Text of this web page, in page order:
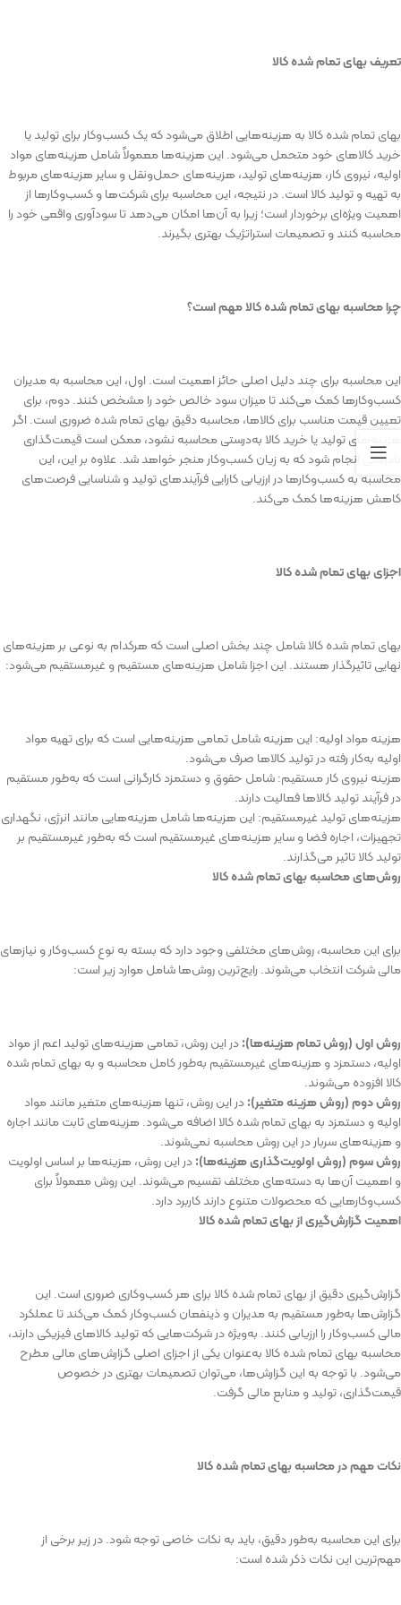
تعریفبهایتمامشدهکالا
بهایتمامشدهکالا به هزینه‌هایی اطلاقمی‌شودکهیککسب‌وکاربرایتولیدیا
خریدکالاهای خودمتحملمی‌شود. این هزینه‌هامعمولاًشامل هزینه‌هایمواد
اولیه، نیرویکار، هزینه‌هایتولید، هزینه‌های حمل‌ونقلوسایر هزینه‌هایمربوط
بهتهیهوتولیدکالا است.درنتیجه، اینمحاسبه برایشرکت‌هاوکسب‌وکارها از
اهمیتویژه‌ای برخورداراست؛ زیرا بهآن‌ها امکانمی‌دهدتاسودآوریواقعی خود را
محاسبهکنندوتصمیمات استراتژیک بهتری بگیرند.
چرامحاسبهبهایتمامشدهکالامهماست؟
اینمحاسبه برای چنددلیل اصلی حائز اهمیت است. اول، اینمحاسبه بهمدیران
کسب‌وکارهاکمکمی‌کندتامیزانسود خالص خود رامشخصکنند.دوم، برای
تعیینقیمتمناسب برایکالاها،محاسبهدقیق بهایتمامشده ضروری است. اگر
هزینه‌هایتولیدیا خریدکالا به‌درستیمحاسبه نشود،ممکن استقیمت‌گذاری
نادرستی
انجامشودکه به زیانکسب‌وکارمنجر خواهدشد. علاوه بر این، این
محاسبه بهکسب‌وکارهادرارزیابیکاراییفرآیندهایتولیدوشناساییفرصت‌های
کاهش هزینه‌هاکمکمی‌کند.
اجزایبهایتمامشدهکالا
بهایتمامشدهکالاشامل چند بخش اصلی استکه هرکدام به نوعی بر هزینه‌های
نهاییتاثیرگذارهستند. این اجزاشامل هزینه‌هایمستقیمو غیرمستقیممی‌شود:
هزینهمواد اولیه: این هزینهشاملتمامی هزینه‌هایی استکه برایتهیهمواد
اولیه به‌کاررفتهدرتولیدکالاها صرفمی‌شود.
هزینه نیرویکارمستقیم:شامل حقوقودستمزدکارگرانی استکه به‌طورمستقیم
درفرآیندتولیدکالاهافعالیتدارند.
هزینه‌هایتولید غیرمستقیم: این هزینه‌هاشامل هزینه‌هاییمانند انرژی، نگهداری
تجهیزات، اجارهفضاوسایر هزینه‌های غیرمستقیم استکه به‌طورغیرمستقیم بر
تولیدکالاتاثیرمی‌گذارند.
روش‌هایمحاسبهبهایتمامشدهکالا
برای اینمحاسبه،روش‌هایمختلفیوجودداردکه بسته به نوعکسب‌وکارو نیازهای
مالیشرکت انتخابمی‌شوند. رایج‌ترینروش‌هاشاملموارد زیر است:
روشاول(روشتمامهزینه‌ها):دراینروش،تمامی هزینه‌هایتولید اعم ازمواد
اولیه،دستمزدو هزینه‌های غیرمستقیم به‌طورکاملمحاسبهو به بهایتمامشده
کالا افزودهمی‌شوند.
روشدوم(روشهزینهمتغیر):دراینروش،تنها هزینه‌هایمتغیرمانندمواد
اولیهودستمزد به بهایتمامشدهکالا اضافهمی‌شود. هزینه‌هایثابتمانند اجاره
و هزینه‌هایسرباردراینروشمحاسبه نمی‌شوند.
روشسوم(روشاولویت‌گذاریهزینه‌ها):دراینروش، هزینه‌ها بر اساس اولویت
و اهمیتآن‌ها بهدسته‌هایمختلفتقسیممی‌شوند. اینروشمعمولاًبرای
کسب‌وکارهاییکهمحصولاتمتنوعدارندکاربرددارد.
اهمیتگزارش‌گیریازبهایتمامشدهکالا
گزارش‌گیریدقیق از بهایتمامشدهکالا برای هرکسب‌وکاری ضروری است. این
گزارش‌ها به‌طورمستقیم بهمدیرانوذینفعانکسب‌وکارکمکمی‌کندتا عملکرد
مالیکسب‌وکاررا ارزیابیکنند. به‌ویژهدرشرکت‌هاییکهتولیدکالاهایفیزیکیدارند،
محاسبه بهایتمامشدهکالا به‌عنوانیکی از اجزای اصلی گزارش‌هایمالیمطرح
می‌شود. باتوجه به این گزارش‌ها،می‌توانتصمیمات بهتریدرخصوص
قیمت‌گذاری،تولیدومنابعمالی گرفت.
نکاتمهمدرمحاسبهبهایتمامشدهکالا
برای اینمحاسبه به‌طوردقیق، باید به نکات خاصیتوجهشود.درزیر برخی از
مهم‌ترین این نکاتذکرشده است: